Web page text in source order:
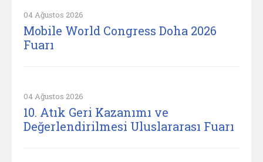
04 Ağustos 2026
Mobile World Congress Doha 2026
Fuarı
04 Ağustos 2026
10. Atık Geri Kazanımı ve
Değerlendirilmesi Uluslararası Fuarı